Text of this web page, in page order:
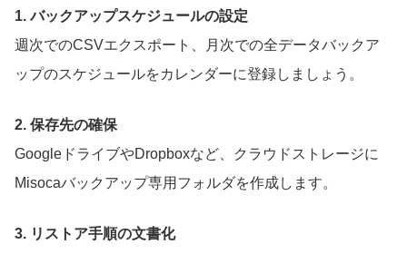
1. バックアップスケジュールの設定
週次でのCSVエクスポート、月次での全データバックア
ップのスケジュールをカレンダーに登録しましょう。
2. 保存先の確保
GoogleドライブやDropboxなど、クラウドストレージに
Misocaバックアップ専用フォルダを作成します。
3. リストア手順の文書化